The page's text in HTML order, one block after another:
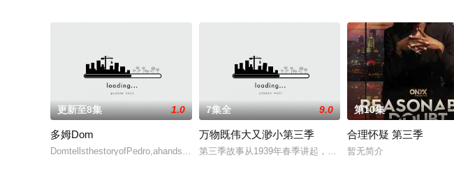
更新至8集 1.0
多姆Dom
DomtellsthestoryofPedro,ahandsomeboyfromRiodeJaneiro’smiddleclasswhois
7集全 9.0
万物既伟大又渺小第三季
第三季故事从1939年春季讲起，第二次世界大战即将到来，镇
第10集
合理怀疑 第三季
暂无简介